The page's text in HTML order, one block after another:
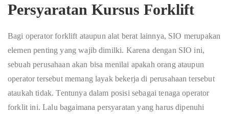
Persyaratan Kursus Forklift
Bagi operator forklift ataupun alat berat lainnya, SIO merupakan
elemen penting yang wajib dimilki. Karena dengan SIO ini,
sebuah perusahaan akan bisa menilai apakah orang ataupun
operator tersebut memang layak bekerja di perusahaan tersebut
ataukah tidak. Tentunya dalam posisi sebagai tenaga operator
forklit ini. Lalu bagaimana persyaratan yang harus dipenuhi